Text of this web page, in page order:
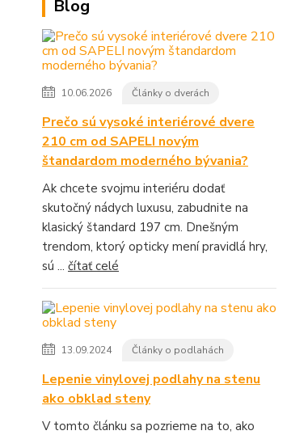
Blog
10.06.2026 Články o dverách
Prečo sú vysoké interiérové dvere
210 cm od SAPELI novým
štandardom moderného bývania?
Ak chcete svojmu interiéru dodať
skutočný nádych luxusu, zabudnite na
klasický štandard 197 cm. Dnešným
trendom, ktorý opticky mení pravidlá hry,
sú ... čítať celé
13.09.2024 Články o podlahách
Lepenie vinylovej podlahy na stenu
ako obklad steny
V tomto článku sa pozrieme na to, ako